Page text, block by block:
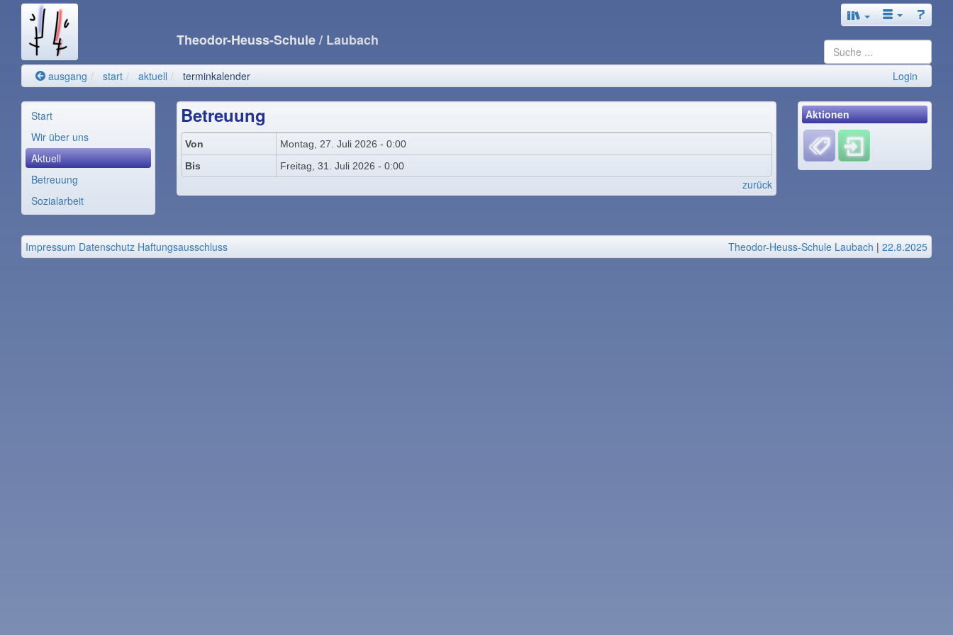
Theodor-Heuss-Schule/ Laubach
ausgang start aktuell terminkalender Login
Start
Wir über uns
Aktuell
Betreuung
Sozialarbeit
Betreuung
Von
Montag, 27. Juli 2026 - 0:00
Bis
Freitag, 31. Juli 2026 - 0:00
zurück
Aktionen
Impressum Datenschutz Haftungsausschluss Theodor-Heuss-Schule Laubach | 22.8.2025